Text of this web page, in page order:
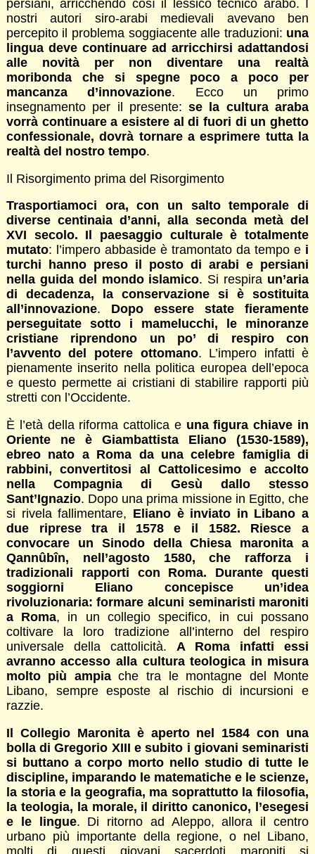
persiani, arricchendo così il lessico tecnico arabo. I
nostri autori siro-arabi medievali avevano ben
percepito il problema soggiacente alle traduzioni: una
lingua deve continuare ad arricchirsi adattandosi
alle novità per non diventare una realtà
moribonda che si spegne poco a poco per
mancanza d’innovazione. Ecco un primo
insegnamento per il presente:se la cultura araba
vorrà continuare a esistere al di fuori di un ghetto
confessionale, dovrà tornare a esprimere tutta la
realtà del nostro tempo.
Il Risorgimento prima del Risorgimento
Trasportiamoci ora, con un salto temporale di
diverse centinaia d’anni, alla seconda metà del
XVI secolo. Il paesaggio culturale è totalmente
mutato: l’impero abbaside è tramontato da tempo e i
turchi hanno preso il posto di arabi e persiani
nella guida del mondo islamico. Si respira un’aria
di decadenza, la conservazione si è sostituita
all’innovazione. Dopo essere state fieramente
perseguitate sotto i mamelucchi, le minoranze
cristiane riprendono un po’ di respiro con
l’avvento del potere ottomano. L’impero infatti è
pienamente inserito nella politica europea dell’epoca
e questo permette ai cristiani di stabilire rapporti più
stretti con l’Occidente.
È l’età della riforma cattolica e una figura chiave in
Oriente ne è Giambattista Eliano (1530-1589),
ebreo nato a Roma da una celebre famiglia di
rabbini, convertitosi al Cattolicesimo e accolto
nella Compagnia di Gesù dallo stesso
Sant’Ignazio. Dopo una prima missione in Egitto, che
si rivela fallimentare, Eliano è inviato in Libano a
due riprese tra il 1578 e il 1582. Riesce a
convocare un Sinodo della Chiesa maronita a
Qannûbîn, nell’agosto 1580, che rafforza i
tradizionali rapporti con Roma. Durante questi
soggiorni Eliano concepisce un’idea
rivoluzionaria: formare alcuni seminaristi maroniti
a Roma, in un collegio specifico, in cui possano
coltivare la loro tradizione all’interno del respiro
universale della cattolicità. A Roma infatti essi
avranno accesso alla cultura teologica in misura
molto più ampiache tra le montagne del Monte
Libano, sempre esposte al rischio di incursioni e
razzie.
Il Collegio Maronita è aperto nel 1584 con una
bolla di Gregorio XIII e subito i giovani seminaristi
si buttano a corpo morto nello studio di tutte le
discipline, imparando le matematiche e le scienze,
la storia e la geografia, ma soprattutto la filosofia,
la teologia, la morale, il diritto canonico, l’esegesi
e le lingue. Di ritorno ad Aleppo, allora il centro
urbano più importante della regione, o nel Libano,
molti di questi giovani sacerdoti maroniti si